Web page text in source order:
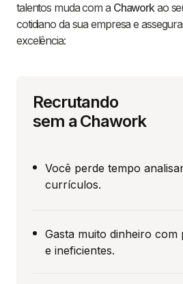
talentos muda com a Chaworkao
cotidiano da sua empresa e
excelência:
Recrutando
sem a Chawork
Você perde tempo
currículos.
Gasta muito dinheiro com
e ineficientes.